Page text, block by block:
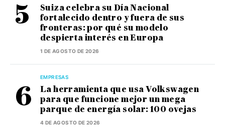
Suiza celebra su Día Nacional
fortalecido dentro y fuera de sus
fronteras: por qué su modelo
despierta interés en Europa
1 DE AGOSTO DE 2026
EMPRESAS
La herramienta que usa Volkswagen
para que funcione mejor un mega
parque de energía solar: 100 ovejas
4 DE AGOSTO DE 2026